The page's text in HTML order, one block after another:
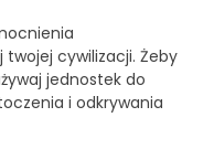
cywilizacji. Żeby
jednostek do
i odkrywania